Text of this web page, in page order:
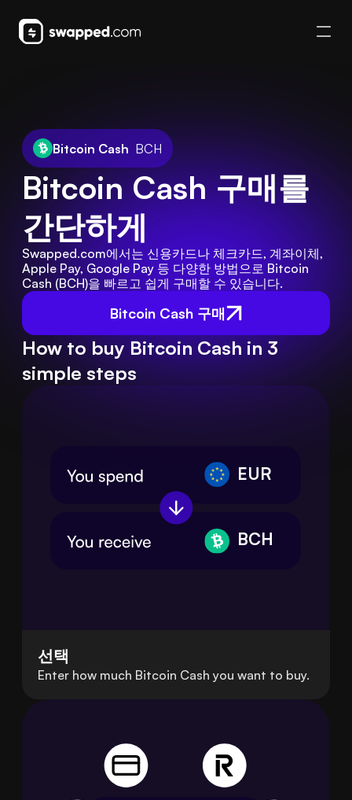
Bitcoin Cash BCH
Bitcoin Cash 구매를
간단하게
Bitcoin Cash 구매
Swapped.com에서는 신용카드나 체크카드, 계좌이체,
Apple Pay, Google Pay 등 다양한 방법으로 Bitcoin
Cash (BCH)을 빠르고 쉽게 구매할 수 있습니다.
How to buy Bitcoin Cash in 3
simple steps
EUR
BCH
선택
Enter how much Bitcoin Cash you want to buy.